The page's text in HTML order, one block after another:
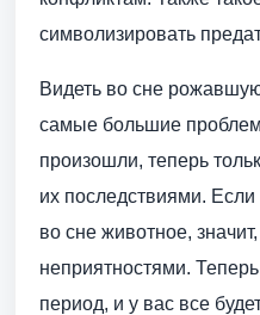
символизировать
Видеть во сне
самые большие
произошли, теперь
их последствиями.
во сне животное,
неприятностями.
период, и у вас все